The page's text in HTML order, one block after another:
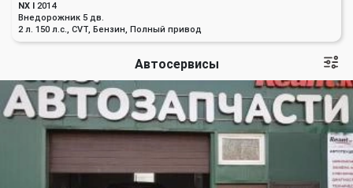
NX I 2014
Внедорожник 5 дв.
2 л. 150 л.с., CVT, Бензин, Полный привод
Автосервисы